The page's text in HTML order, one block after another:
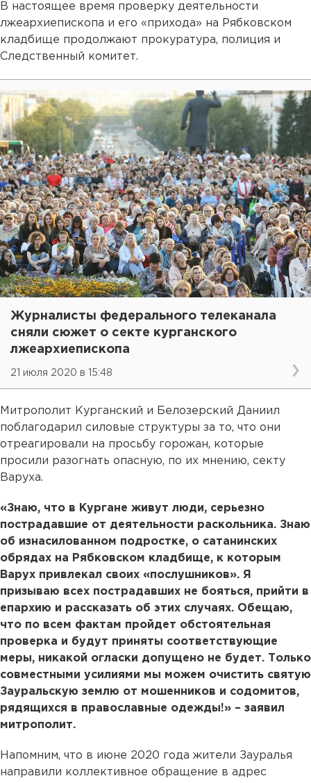
В настоящее время проверку деятельности
лжеархиепископа и его «прихода» на Рябковском
кладбище продолжают прокуратура, полиция и
Следственный комитет.
Журналисты федерального телеканала
сняли сюжет о секте курганского
лжеархиепископа
21 июля 2020 в 15:48
Митрополит Курганский и Белозерский Даниил
поблагодарил силовые структуры за то, что они
отреагировали на просьбу горожан, которые
просили разогнать опасную, по их мнению, секту
Варуха.
«Знаю, что в Кургане живут люди, серьезно
пострадавшие от деятельности раскольника. Знаю
об изнасилованном подростке, о сатанинских
обрядах на Рябковском кладбище, к которым
Варух привлекал своих «послушников». Я
призываю всех пострадавших не бояться, прийти в
епархию и рассказать об этих случаях. Обещаю,
что по всем фактам пройдет обстоятельная
проверка и будут приняты соответствующие
меры, никакой огласки допущено не будет. Только
совместными усилиями мы можем очистить святую
Зауральскую землю от мошенников и содомитов,
рядящихся в православные одежды!» – заявил
митрополит.
Напомним, что в июне 2020 года жители Зауралья
направили коллективное обращение в адрес